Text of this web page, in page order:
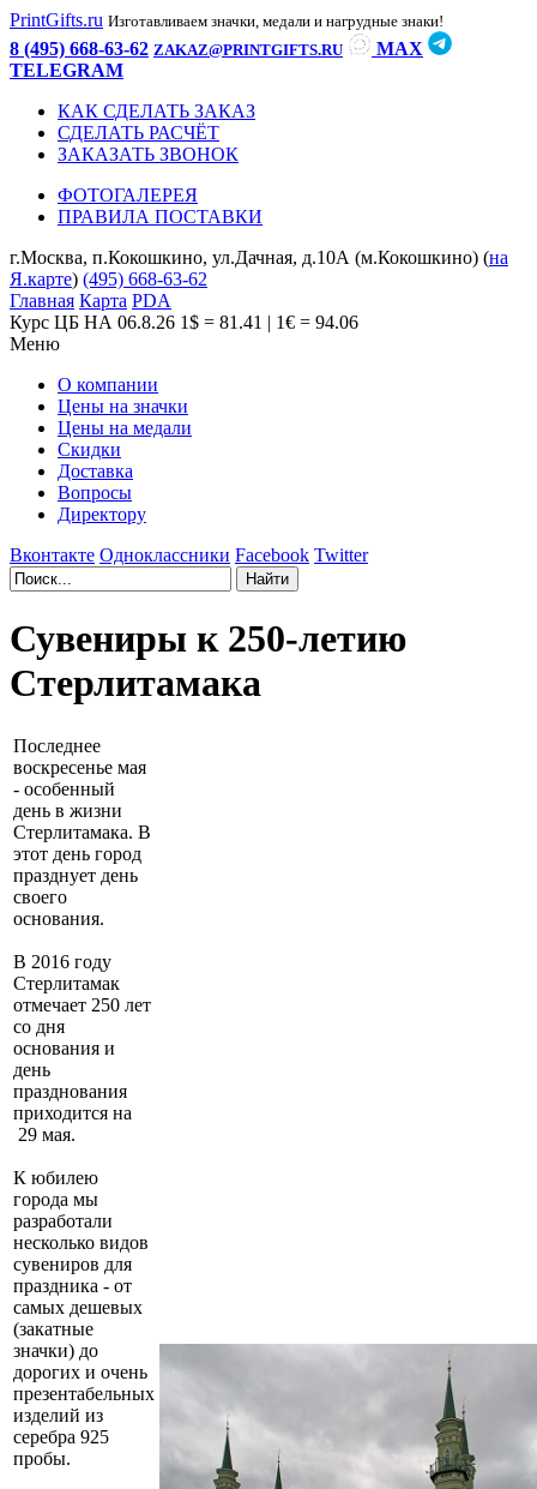
PrintGifts.ru Изготавливаем значки, медали и нагрудные знаки!
8 (495) 668-63-62 ZAKAZ@PRINTGIFTS.RU
MAX
TELEGRAM
КАК СДЕЛАТЬ ЗАКАЗ
СДЕЛАТЬ РАСЧЁТ
ЗАКАЗАТЬ ЗВОНОК
ФОТОГАЛЕРЕЯ
ПРАВИЛА ПОСТАВКИ
г.Москва, п.Кокошкино, ул.Дачная, д.10А (м.Кокошкино) (на
Я.карте) (495) 668-63-62
Главная Карта PDA
Курс ЦБ НА 06.8.26 1$ = 81.41 | 1€ = 94.06
Меню
О компании
Цены на значки
Цены на медали
Скидки
Доставка
Вопросы
Директору
Вконтакте Одноклассники Facebook Twitter
Сувениры к 250-летию
Стерлитамака
Последнее
воскресенье мая
- особенный
день в жизни
Стерлитамака. В
этот день город
празднует день
своего
основания.
В 2016 году
Стерлитамак
отмечает 250 лет
со дня
основания и
день
празднования
приходится на
29 мая.
К юбилею
города мы
разработали
несколько видов
сувениров для
праздника - от
самых дешевых
(закатные
значки) до
дорогих и очень
презентабельных
изделий из
серебра 925
пробы.